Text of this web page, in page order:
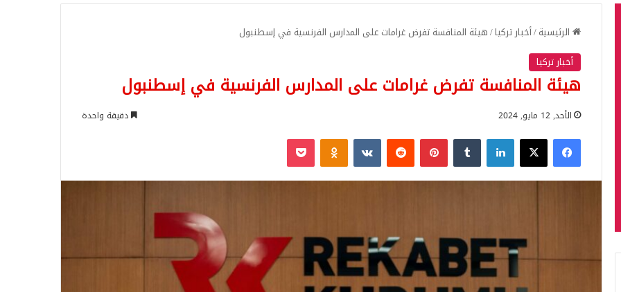
الرئيسية/أخبار تركيا/هيئة المنافسة تفرض غرامات على المدارس الفرنسية في إسطنبول
أخبار تركيا
هيئة المنافسة تفرض غرامات على المدارس الفرنسية في إسطنبول
الأحد, 12 مايو, 2024 دقيقة واحدة
فيسبوك‫X لينكدإن بينتيريست Odnoklassniki
‫Pocket